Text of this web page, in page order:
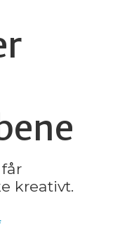
kreativt.